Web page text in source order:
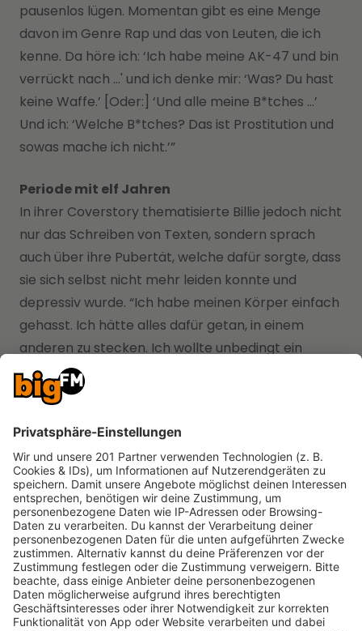
pausenlos lügen. Momentan gibt es eine Menge
davon im Genre Rap und das von Leuten, die ich
kenne. Da höre ich: ‘Ich habe meine AK-47 und bin
verrückt nach …' und ich denke mir: ‘Was? Du hast
keine Waffe.’ [Oder:] ‘Und alle meine B*tches …’
Und ich: ‘Welche B*tches? Das ist Prostitution und
sowas mache ich nicht.’”
Periode mit elf Jahren
In ihrer Coverstory thematisierte Billie jedoch nicht
nur das Schreiben von Texten, sondern sprach
auch über ihre Pubertät, welche dafür sorgte, dass
sie sich selbst nicht mehr leiden konnte und
depressiv wurde. “Ich habe meinen Körper einfach
gehasst. Ich hätte alles dafür getan, in einem
anderen zu stecken. Ich wollte unbedingt ein
Model werden und stattdessen war ich pummelig
und klein. Ich steckte schon früh in der Pubertät.
Periode bekommen. Mein Körper hat sich
schneller entwickelt als mein Gehirn. Es ist witzig,
weil man als Kind gar nicht über den eigenen
Körper nachdenkt. Und plötzlich schaust du an dir
herunter und denkst dir: ‘Whoa! Was muss ich tun,
damit das alles wieder weggeht?'”,fragte Billie den
Interview-Partnerund gab ihren Fans ebenfalls
einige Ratschläge im Bezug zur mentalen
Gesundheit.